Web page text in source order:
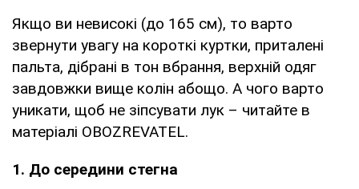
Якщо ви невисокі (до 165 см), то варто
звернути увагу на короткі куртки, приталені
пальта, дібрані в тон вбрання, верхній одяг
завдовжки вище колін абощо. А чого варто
уникати, щоб не зіпсувати лук – читайте в
матеріалі OBOZREVATEL.
1. До середини стегна